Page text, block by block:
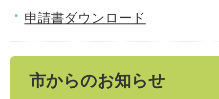
申請書ダウンロード
市からのお知らせ